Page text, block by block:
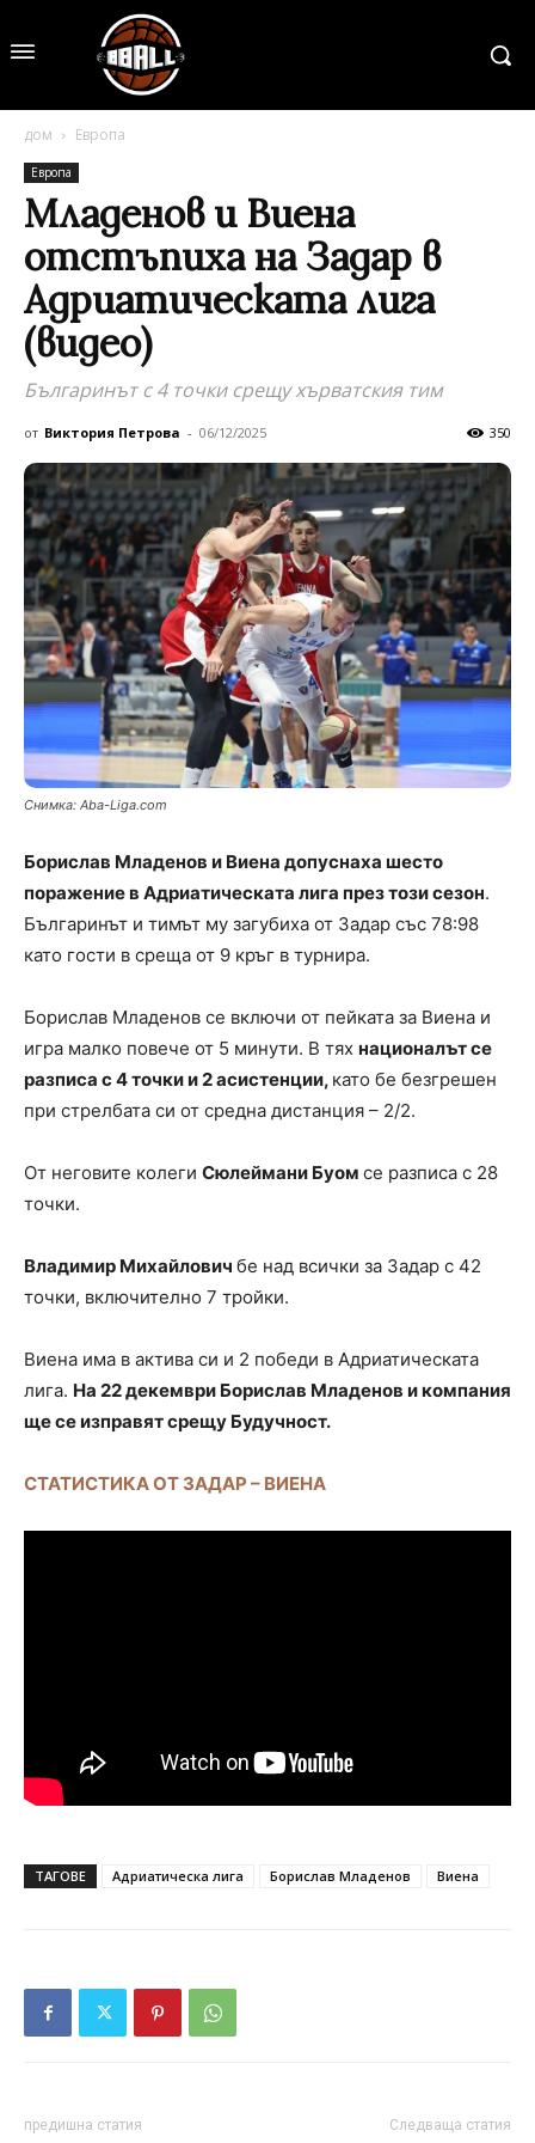
дом Европа
Европа
Младенов и Виена
отстъпиха на Задар в
Адриатическата лига
(видео)
Българинът с 4 точки срещу хърватския тим
от Виктория Петрова - 06/12/2025 350
Снимка: Aba-Liga.com
Борислав Младенов и Виена допуснаха шесто
поражение в Адриатическата лига през този сезон.
Българинът и тимът му загубиха от Задар със 78:98
като гости в среща от 9 кръг в турнира.
Борислав Младенов се включи от пейката за Виена и
игра малко повече от 5 минути. В тях националът се
разписа с 4 точки и 2 асистенции, като бе безгрешен
при стрелбата си от средна дистанция – 2/2.
От неговите колеги Сюлеймани Буом се разписа с 28
точки.
Владимир Михайлович бе над всички за Задар с 42
точки, включително 7 тройки.
Виена има в актива си и 2 победи в Адриатическата
лига. На 22 декември Борислав Младенов и компания
ще се изправят срещу Будучност.
СТАТИСТИКА ОТ ЗАДАР – ВИЕНА
ТАГОВЕ Адриатическа лига Борислав Младенов Виена
предишна статия Следваща статия